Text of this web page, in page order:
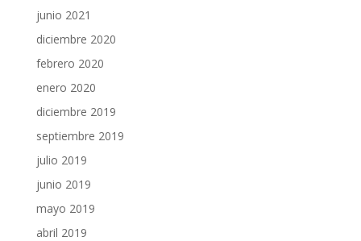
junio 2021
diciembre 2020
febrero 2020
enero 2020
diciembre 2019
septiembre 2019
julio 2019
junio 2019
mayo 2019
abril 2019